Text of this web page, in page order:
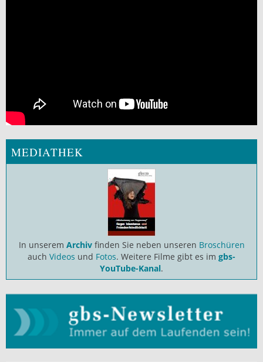
MEDIATHEK
In unserem Archiv finden Sie neben unseren Broschüren
auch Videos und Fotos. Weitere Filme gibt es im gbs-
YouTube-Kanal.